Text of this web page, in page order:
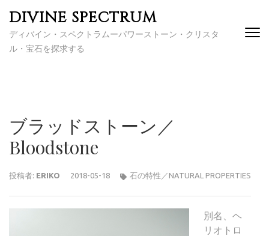
(Enter
す)
DIVINE SPECTRUM
ディバイン・スペクトラムーパワーストーン・クリスタ
ル・宝石を探求する
ブラッドストーン／
Bloodstone
投稿者: ERIKO 2018-05-18 石の特性／NATURAL PROPERTIES
別名、ヘ
リオトロ